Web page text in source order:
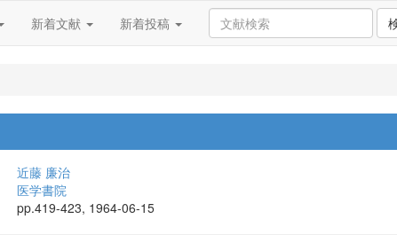
新着文献 新着投稿
近藤 廉治
医学書院
pp.419-423, 1964-06-15